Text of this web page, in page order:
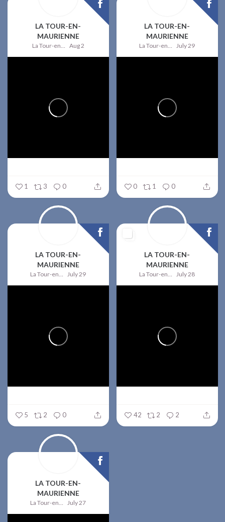
LA TOUR-EN-
MAURIENNE
La Tour-en-Maurienne Aug 2
1 3 0
LA TOUR-EN-
MAURIENNE
La Tour-en-Maurienne July 29
0 1 0
LA TOUR-EN-
MAURIENNE
La Tour-en-Maurienne July 29
5 2 0
LA TOUR-EN-
MAURIENNE
La Tour-en-Maurienne July 28
42 2 2
LA TOUR-EN-
MAURIENNE
La Tour-en-Maurienne July 27